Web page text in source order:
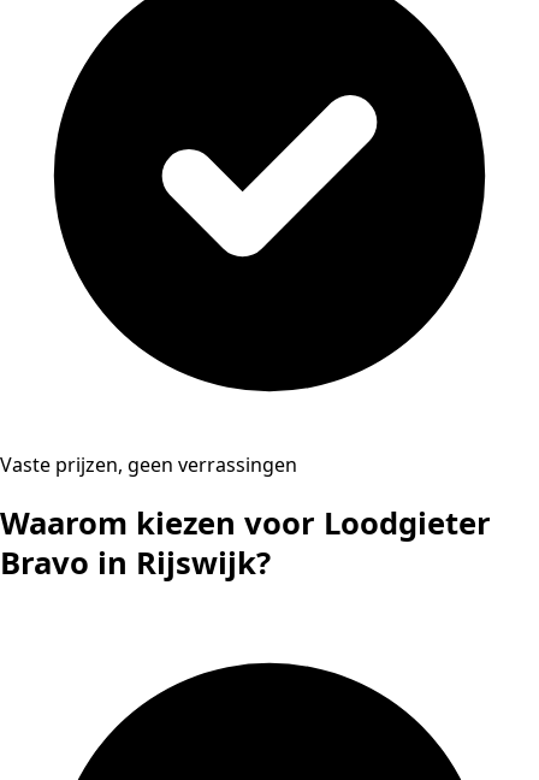
Vaste prijzen, geen verrassingen
Waarom kiezen voor Loodgieter
Bravo in Rijswijk?